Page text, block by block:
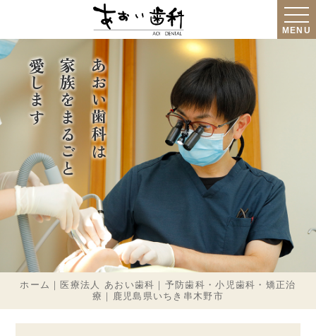
MENU
あおい歯科は
家族をまるごと
愛します
ホーム｜医療法人 あおい歯科｜予防歯科・小児歯科・矯正治
療｜鹿児島県いちき串木野市